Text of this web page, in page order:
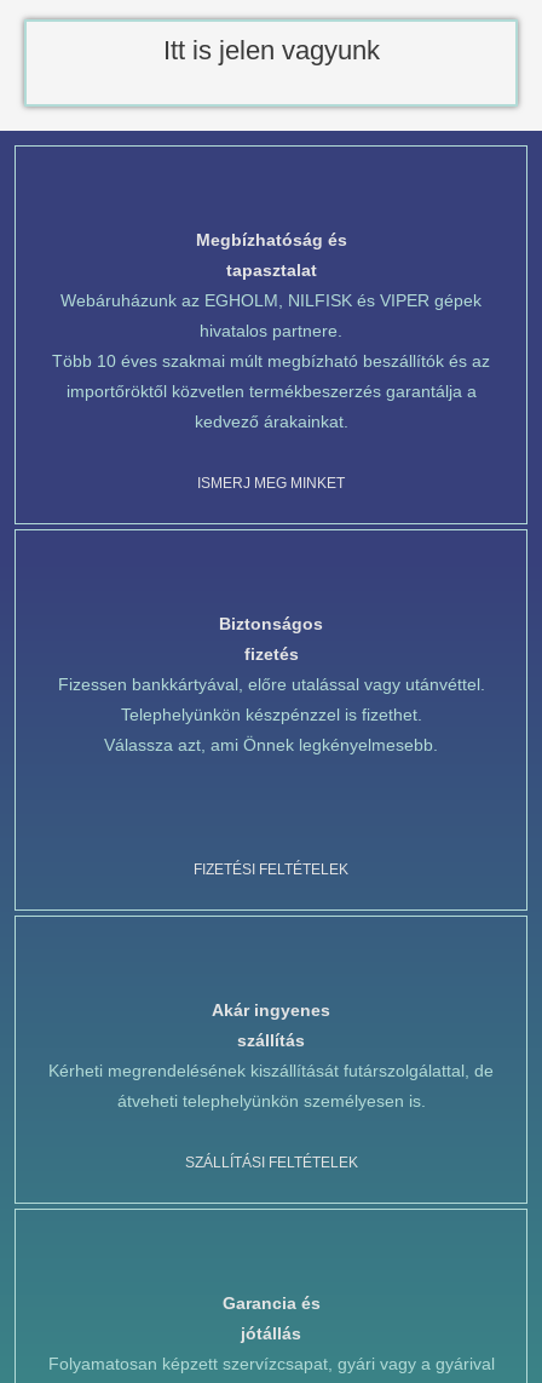
Itt is jelen vagyunk
Megbízhatóság és
tapasztalat
Webáruházunk az EGHOLM, NILFISK és VIPER gépek
hivatalos partnere.
Több 10 éves szakmai múlt megbízható beszállítók és az
importőröktől közvetlen termékbeszerzés garantálja a
kedvező árakainkat.
ISMERJ MEG MINKET
Biztonságos
fizetés
Fizessen bankkártyával, előre utalással vagy utánvéttel.
Telephelyünkön készpénzzel is fizethet.
Válassza azt, ami Önnek legkényelmesebb.
FIZETÉSI FELTÉTELEK
Akár ingyenes
szállítás
Kérheti megrendelésének kiszállítását futárszolgálattal, de
átveheti telephelyünkön személyesen is.
SZÁLLÍTÁSI FELTÉTELEK
Garancia és
jótállás
Folyamatosan képzett szervízcsapat, gyári vagy a gyárival